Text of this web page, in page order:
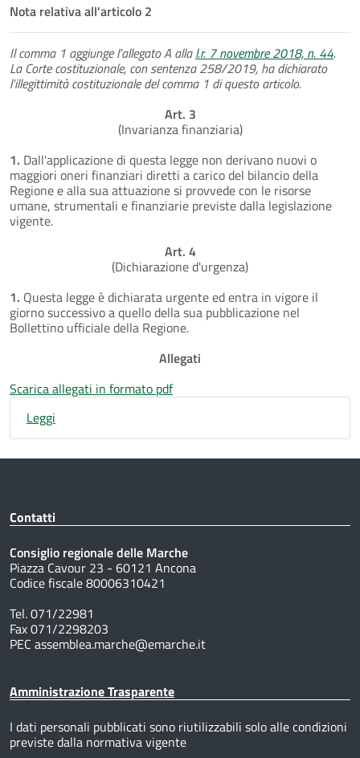
Nota relativa all'articolo 2
Il comma 1 aggiunge l'allegato A allal.r. 7 novembre 2018, n. 44.
La Corte costituzionale, con sentenza 258/2019, ha dichiarato
l’illegittimità costituzionale del comma 1 di questo articolo.
Art. 3
(Invarianza finanziaria)
1. Dall'applicazione di questa legge non derivano nuovi o
maggiori oneri finanziari diretti a carico del bilancio della
Regione e alla sua attuazione si provvede con le risorse
umane, strumentali e finanziarie previste dalla legislazione
vigente.
Art. 4
(Dichiarazione d'urgenza)
1. Questa legge è dichiarata urgente ed entra in vigore il
giorno successivo a quello della sua pubblicazione nel
Bollettino ufficiale della Regione.
Allegati
Scarica allegati in formato pdf
Leggi
Contatti
Consiglio regionale delle Marche
Piazza Cavour 23 - 60121 Ancona
Codice fiscale 80006310421
Tel. 071/22981
Fax 071/2298203
PEC assemblea.marche@emarche.it
Amministrazione Trasparente
I dati personali pubblicati sono riutilizzabili solo alle condizioni
previste dalla normativa vigente